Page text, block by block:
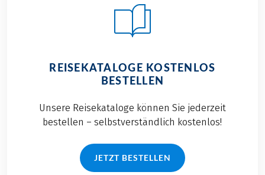
REISEKATALOGE KOSTENLOS
BESTELLEN
Unsere Reisekataloge können Sie jederzeit
bestellen – selbstverständlich kostenlos!
JETZT BESTELLEN